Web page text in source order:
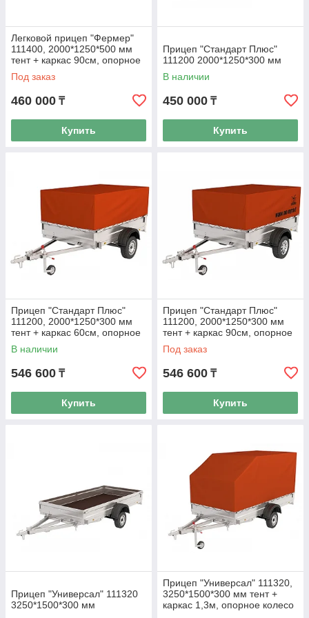
Затем мы организовываем доставку по указанному
адресу.
Доставка и оплата
Оплата за заказ
производится
любым удобным
способом –
перевод на карту,
доступны условия
кредита или
рассрочки.
Доставка по
Акмолинской
области
можно забрать
товар
самовывозом из
наших магазинов
в г. Кокшетау.
По другим
регионам
Казахстана мы
транспортной
компанией «Jet
logistic» –
доставка до
оплачивается
зависит от
стоимость
отправления у
менеджера.
Легковой прицеп "Фермер"
111400, 2000*1250*500 мм
тент + каркас 90см, опорное
колесо
Под заказ
460 000 ₸
Купить
Прицеп "Стандарт Плюс"
111200 2000*1250*300 мм
В наличии
450 000 ₸
Купить
Прицеп "Стандарт Плюс"
111200, 2000*1250*300 мм
тент + каркас 60см, опорное
колесо
В наличии
546 600 ₸
Купить
Прицеп "Стандарт Плюс"
111200, 2000*1250*300 мм
тент + каркас 90см, опорное
колесо
Под заказ
546 600 ₸
Купить
Прицеп "Универсал" 111320
3250*1500*300 мм
Прицеп "Универсал" 111320,
3250*1500*300 мм тент +
каркас 1,3м, опорное колесо